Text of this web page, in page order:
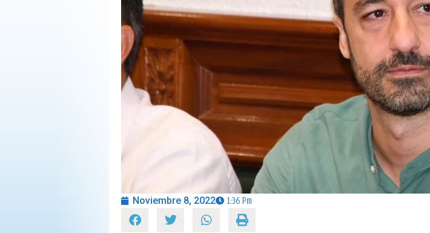
OPINIÓN
PROGRAMAS
Noviembre 8, 2022 1:36 Pm